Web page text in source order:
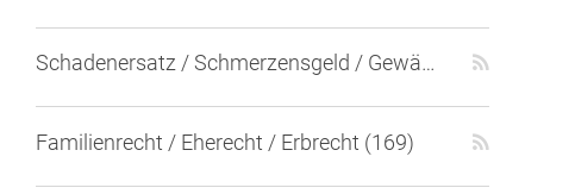
Schadenersatz / Schmerzensgeld / Gewährleistung (417)
Familienrecht / Eherecht / Erbrecht (169)